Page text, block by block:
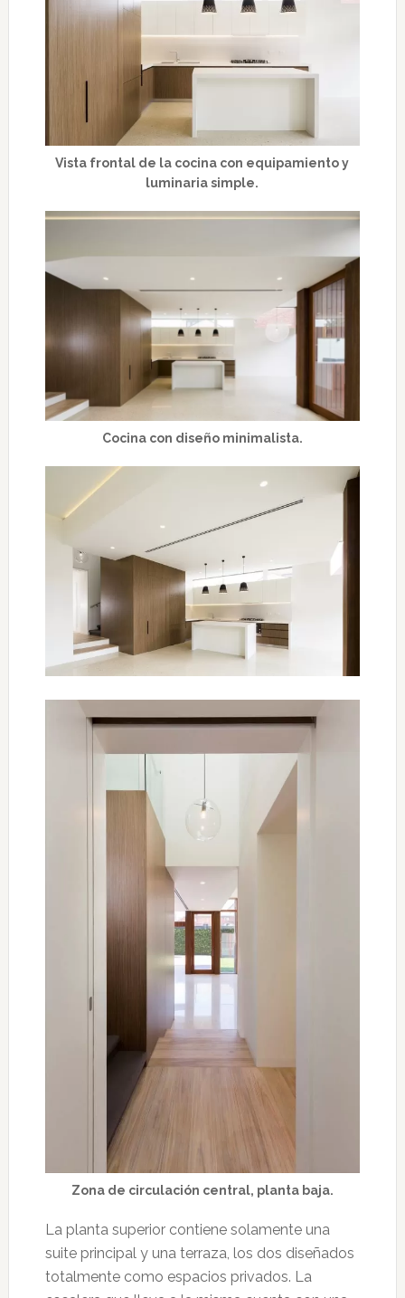
Vista frontal de la cocina con equipamiento y
luminaria simple.
Cocina con diseño minimalista.
Zona de circulación central, planta baja.
La planta superior contiene solamente una
suite principal y una terraza, los dos diseñados
totalmente como espacios privados. La